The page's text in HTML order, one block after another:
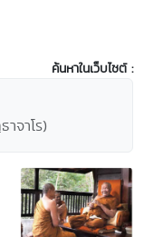
ค้นหาในเว็บไซต์ :
จาโร)